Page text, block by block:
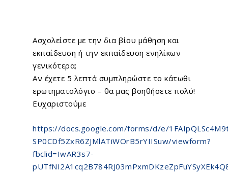
Ασχολείστε με την δια βίου μάθηση και
εκπαίδευση ή την εκπαίδευση ενηλίκων
γενικότερα;
Αν έχετε 5 λεπτά συμπληρώστε το κάτωθι
ερωτηματολόγιο – θα μας βοηθήσετε πολύ!
Ευχαριστούμε
https://docs.google.com/forms/d/e/
SP0CDf5ZxR6ZJMlATiWOrB5rYIISuw/viewform?
fbclid=IwAR3s7-